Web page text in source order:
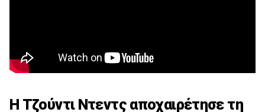
Η Τζούντι Ντεντς αποχαιρέτησε τη